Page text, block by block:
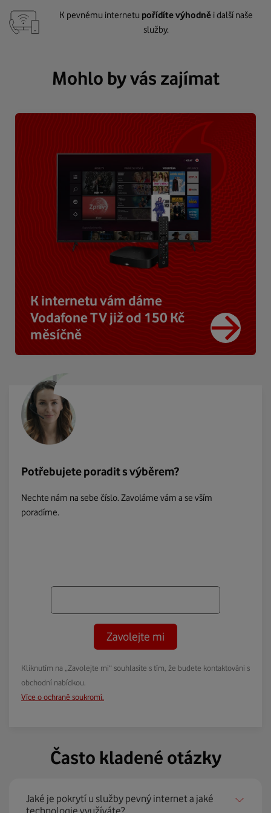
K pevnému internetu pořídíte výhodně i další naše
služby.
Mohlo by vás zajímat
K internetu vám dáme
Vodafone TV již od 150 Kč
měsíčně
Potřebujete poradit s výběrem?
Nechte nám na sebe číslo. Zavoláme vám a se vším
poradíme.
Zavolejte mi
Kliknutím na „Zavolejte mi“ souhlasíte s tím, že budete kontaktováni s
obchodní nabídkou.
Více o ochraně soukromí.
Často kladené otázky
Jaké je pokrytí u služby pevný internet a jaké
technologie využíváte?